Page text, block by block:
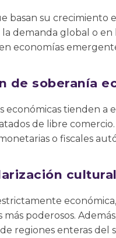
basan su
la demanda global o en
economías
de soberanía
económicas tienden
de libre
o fiscales
más poderosos.
regiones enteras del